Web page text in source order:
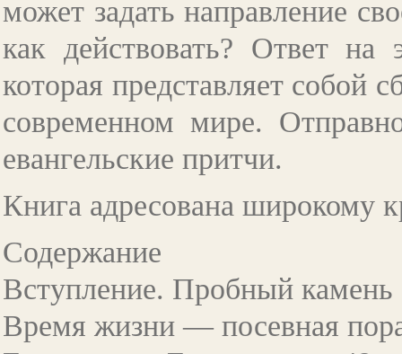
может задать направление
как действовать? Ответ
которая представляет собой
современном мире.
евангельские притчи.
Книга адресована широкому
Содержание
Вступление. Пробный
Время жизни — посевная